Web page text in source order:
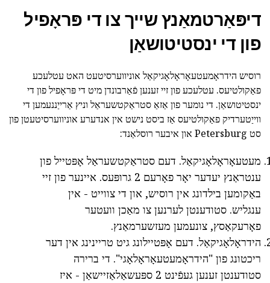
דיפּאַרטמאַנץ שייך צו די פּראָפיל
פון די ינסטיטושאַן
רוסיש הידראָמעטעאָראָלאָגיקאַל אוניווערסיטעט האט עטלעכע
פאַקולטיעס. עטלעכע פון זיי זענען פֿאַרבונדן מיט די פּראָפיל פון די
ינסטיטושאַן. די נומער פון אַזאַ סטראַקטשעראַל וניץ אַרייַננעמען די
ווייַטערדיק פאַקולטיעס אַז ביסט נישט אין אנדערע אוניווערסיטעטן פון
סט Petersburg און איבער רוסלאַנד:
מעטעאָראָלאָגיקאַל. דעם סטראַקטשעראַל אָפּטייל פון
ענטראַנץ יעדער יאָר פאָרעם 2 גרופּעס. איינער פון זיי
באַקומען בילדונג אין רוסיש, און די צווייט - אין
ענגליש. סטודענטן לערנען צו מאַכן וועטער
פאָרעקאַסץ, צונעמען מעזשערמאַנץ.
הידראָלאָגיקאַל. דעם אָפּטיילונג גיט טריינינג אין דער
ריכטונג פון "הידראָמעטעאָראָלאָגי". די ברירה
סטודענטן זענען געפֿינט 2 ספּעשאַלאַזיישאַן - איז